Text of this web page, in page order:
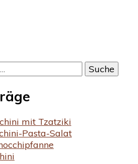
mit Tzatziki
Pasta-Salat